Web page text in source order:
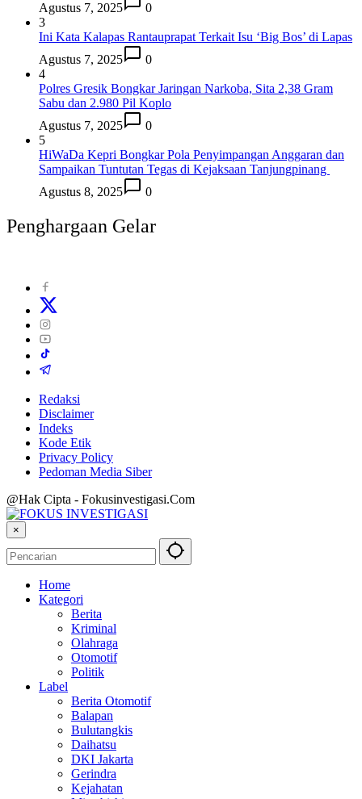
Agustus 7, 2025
0
3
Ini Kata Kalapas Rantauprapat Terkait Isu ‘Big Bos’ di Lapas
Agustus 7, 2025
0
4
Polres Gresik Bongkar Jaringan Narkoba, Sita 2,38 Gram
Sabu dan 2.980 Pil Koplo
Agustus 7, 2025
0
5
HiWaDa Kepri Bongkar Pola Penyimpangan Anggaran dan
Sampaikan Tuntutan Tegas di Kejaksaan Tanjungpinang
Agustus 8, 2025
0
Penghargaan Gelar
Redaksi
Disclaimer
Indeks
Kode Etik
Privacy Policy
Pedoman Media Siber
@Hak Cipta - Fokusinvestigasi.Com
×
Home
Kategori
Berita
Kriminal
Olahraga
Otomotif
Politik
Label
Berita Otomotif
Balapan
Bulutangkis
Daihatsu
DKI Jakarta
Gerindra
Kejahatan